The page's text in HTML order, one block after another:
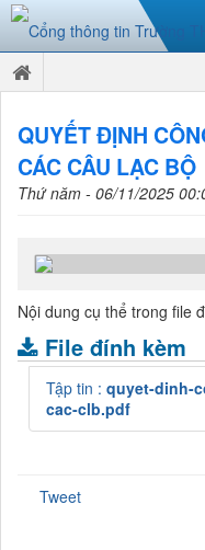
QUYẾT ĐỊNH
CÁC CÂU LẠC BỘ
Thứ năm - 06/11/2025
Nội dung cụ thể trong file
File đính kèm
Tập tin : quyet-dinh-
cac-clb.pdf
Tweet